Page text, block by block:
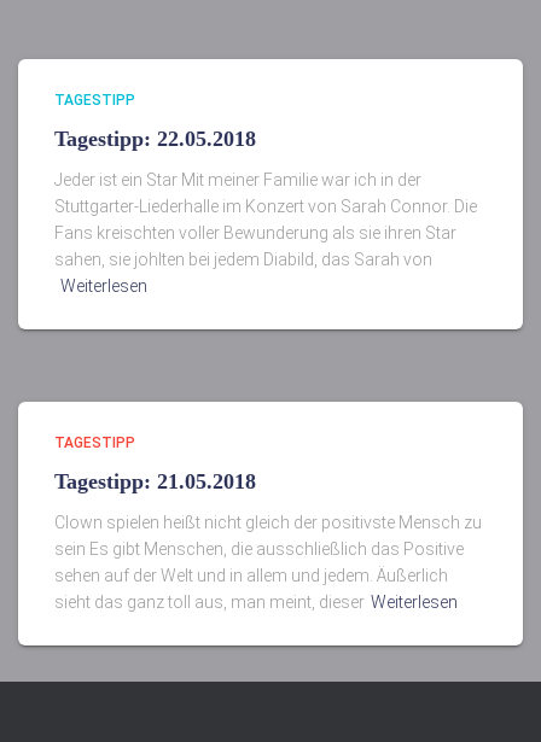
TAGESTIPP
Tagestipp: 22.05.2018
Jeder ist ein Star Mit meiner Familie war ich in der
Stuttgarter-Liederhalle im Konzert von Sarah Connor. Die
Fans kreischten voller Bewunderung als sie ihren Star
sahen, sie johlten bei jedem Diabild, das Sarah von
Weiterlesen
TAGESTIPP
Tagestipp: 21.05.2018
Clown spielen heißt nicht gleich der positivste Mensch zu
sein Es gibt Menschen, die ausschließlich das Positive
sehen auf der Welt und in allem und jedem. Äußerlich
sieht das ganz toll aus, man meint, dieser Weiterlesen